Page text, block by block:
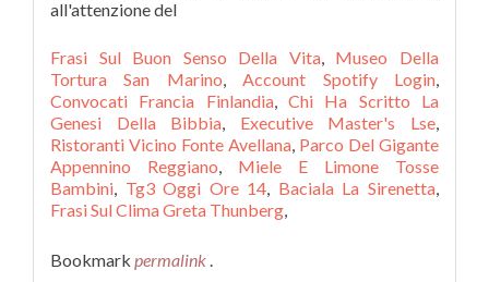
Frasi Sul Buon Senso Della Vita, Museo Della
Tortura San Marino,Account Spotify Login,
Convocati Francia Finlandia,Chi Ha Scritto La
Genesi Della Bibbia, Executive Master's Lse,
Ristoranti Vicino Fonte Avellana, Parco Del Gigante
Appennino Reggiano, Miele E Limone Tosse
Bambini, Tg3 Oggi Ore 14, Baciala La Sirenetta,
Frasi Sul Clima Greta Thunberg,
Bookmark permalink .